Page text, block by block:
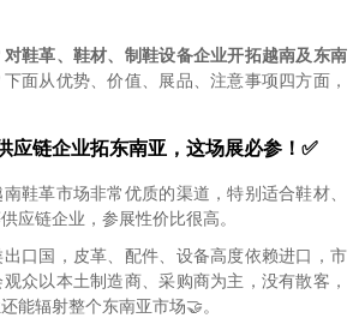
鞋革、鞋材、制鞋设备企业开拓越南及东南
下面从优势、价值、展品、注意事项四方面，
应链企业拓东南亚，这场展必参！✅
鞋革市场非常优质的渠道，特别适合鞋材、
应链企业，参展性价比很高。
口国，皮革、配件、设备高度依赖进口，市
众以本土制造商、采购商为主，没有散客，
能辐射整个东南亚市场🤝。